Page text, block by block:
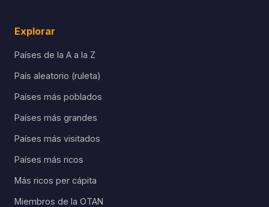
Explorar
Países de la A a la Z
País aleatorio (ruleta)
Países más poblados
Países más grandes
Países más visitados
Países más ricos
Más ricos per cápita
Miembros de la OTAN